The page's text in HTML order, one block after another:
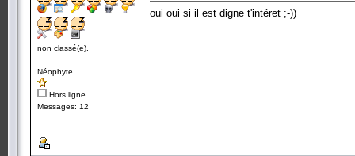
non classé(e).
Néophyte
Hors ligne
Messages: 12
oui oui si il est digne t'intéret ;-))